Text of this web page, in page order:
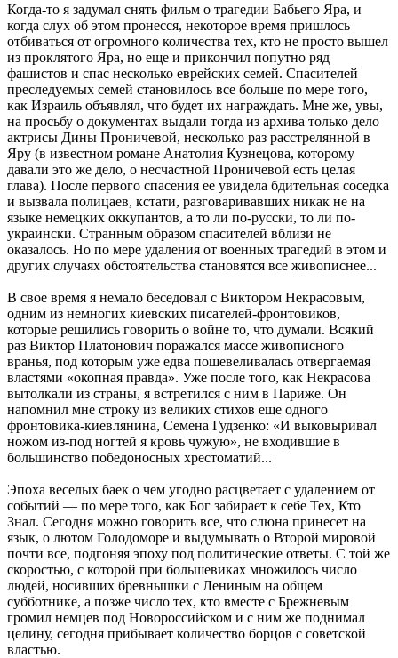
Когда-то я задумал снять фильм о трагедии Бабьего Яра, и
когда слух об этом пронесся, некоторое время пришлось
отбиваться от огромного количества тех, кто не просто вышел
из проклятого Яра, но еще и прикончил попутно ряд
фашистов и спас несколько еврейских семей. Спасителей
преследуемых семей становилось все больше по мере того,
как Израиль объявлял, что будет их награждать. Мне же, увы,
на просьбу о документах выдали тогда из архива только дело
актрисы Дины Проничевой, несколько раз расстрелянной в
Яру (в известном романе Анатолия Кузнецова, которому
давали это же дело, о несчастной Проничевой есть целая
глава). После первого спасения ее увидела бдительная соседка
и вызвала полицаев, кстати, разговаривавших никак не на
языке немецких оккупантов, а то ли по-русски, то ли по-
украински. Странным образом спасителей вблизи не
оказалось. Но по мере удаления от военных трагедий в этом и
других случаях обстоятельства становятся все живописнее...
В свое время я немало беседовал с Виктором Некрасовым,
одним из немногих киевских писателей-фронтовиков,
которые решились говорить о войне то, что думали. Всякий
раз Виктор Платонович поражался массе живописного
вранья, под которым уже едва пошевеливалась отвергаемая
властями «окопная правда». Уже после того, как Некрасова
вытолкали из страны, я встретился с ним в Париже. Он
напомнил мне строку из великих стихов еще одного
фронтовика-киевлянина, Семена Гудзенко: «И выковыривал
ножом из-под ногтей я кровь чужую», не входившие в
большинство победоносных хрестоматий...
Эпоха веселых баек о чем угодно расцветает с удалением от
событий — по мере того, как Бог забирает к себе Тех, Кто
Знал. Сегодня можно говорить все, что слюна принесет на
язык, о лютом Голодоморе и выдумывать о Второй мировой
почти все, подгоняя эпоху под политические ответы. С той же
скоростью, с которой при большевиках множилось число
людей, носивших бревнышки с Лениным на общем
субботнике, а позже число тех, кто вместе с Брежневым
громил немцев под Новороссийском и с ним же поднимал
целину, сегодня прибывает количество борцов с советской
властью.